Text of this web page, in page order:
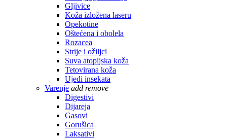
Gljivice
Koža izložena laseru
Opekotine
Oštećena i obolela
Rozacea
Strije i ožiljci
Suva atopijska koža
Tetovirana koža
Ujedi insekata
Varenje add remove
Digestivi
Dijareja
Gasovi
Gorušica
Laksativi